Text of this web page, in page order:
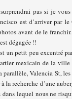
pas si je
est d’arriver par
avant de le
dégagée !!
un petit peu excentré
mexicain de la ville
Valencia St,
la recherche d’une
lequel nous ne